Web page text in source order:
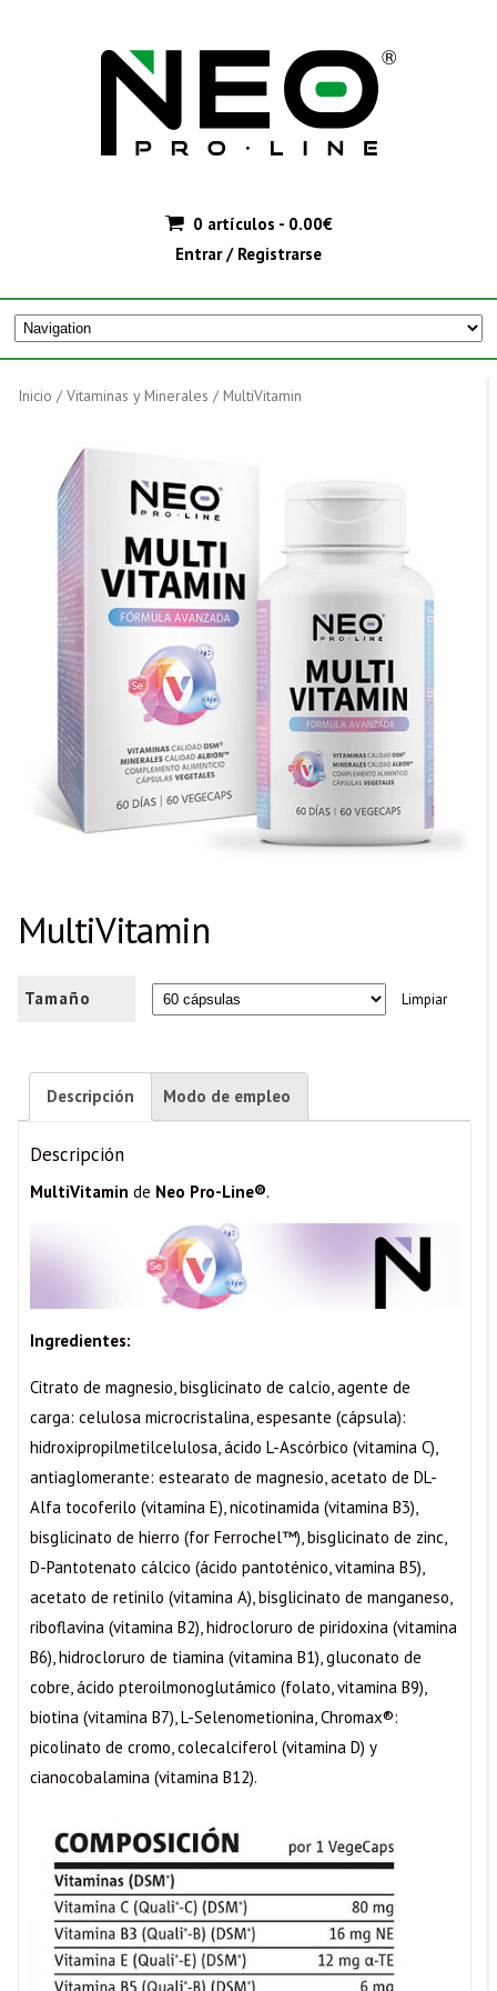
0 artículos - 0.00€
Entrar / Registrarse
Inicio /Vitaminas y Minerales / MultiVitamin
MultiVitamin
Tamaño Limpiar
Descripción Modo de empleo
Descripción
MultiVitamin de Neo Pro-Line®.
Ingredientes:
Citrato de magnesio, bisglicinato de calcio, agente de
carga: celulosa microcristalina, espesante (cápsula):
hidroxipropilmetilcelulosa, ácido L-Ascórbico (vitamina C),
antiaglomerante: estearato de magnesio, acetato de DL-
Alfa tocoferilo (vitamina E), nicotinamida (vitamina B3),
bisglicinato de hierro (for Ferrochel™), bisglicinato de zinc,
D-Pantotenato cálcico (ácido pantoténico, vitamina B5),
acetato de retinilo (vitamina A), bisglicinato de manganeso,
riboflavina (vitamina B2), hidrocloruro de piridoxina (vitamina
B6), hidrocloruro de tiamina (vitamina B1), gluconato de
cobre, ácido pteroilmonoglutámico (folato, vitamina B9),
biotina (vitamina B7), L-Selenometionina, Chromax®:
picolinato de cromo, colecalciferol (vitamina D) y
cianocobalamina (vitamina B12).